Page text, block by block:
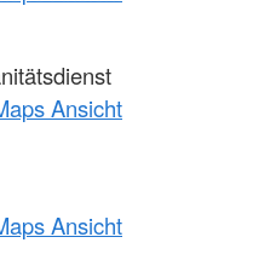
Ansicht
Ansicht